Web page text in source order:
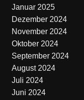
Januar 2025
Dezember 2024
November 2024
Oktober 2024
September 2024
August 2024
Juli 2024
Juni 2024